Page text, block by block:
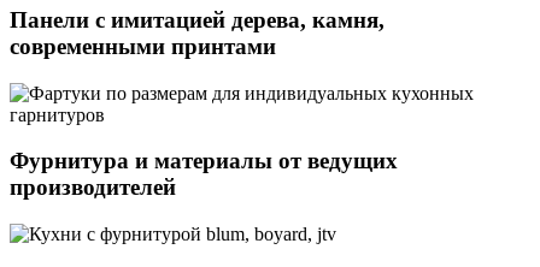
Панели с имитацией дерева, камня,
современными принтами
Фурнитура и материалы от ведущих
производителей